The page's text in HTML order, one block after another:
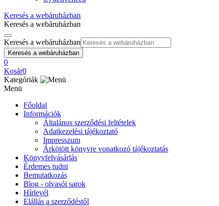
Keresés a webáruházban
Keresés a webáruházban
Keresés a webáruházban
Keresés a webáruházban
0
Kosár0
Kategóriák
Menü
Főoldal
Információk
Általános szerződési feltételek
Adatkezelési tájékoztató
Impresszum
Árkötött könyvre vonatkozó tájékoztatás
Könyvfelvásárlás
Érdemes tudni
Bemutatkozás
Blog - olvasói sarok
Hírlevél
Elállás a szerződéstől